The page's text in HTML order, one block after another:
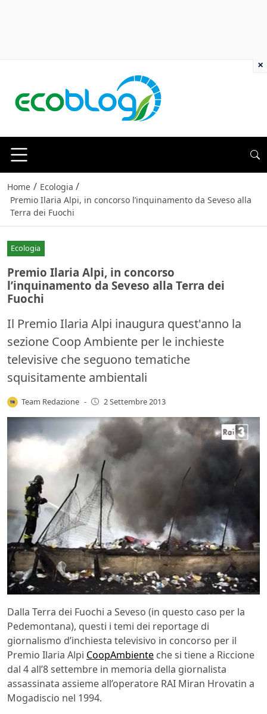
Home / Ecologia /
Premio Ilaria Alpi, in concorso l’inquinamento da Seveso alla
Terra dei Fuochi
Ecologia
Premio Ilaria Alpi, in concorso
l’inquinamento da Seveso alla Terra dei
Fuochi
Il Premio Ilaria Alpi inaugura quest'anno la
sezione Coop Ambiente per le inchieste
televisive che seguono tematiche
squisitamente ambientali
Team Redazione - 2 Settembre 2013
Dalla Terra dei Fuochi a Seveso (in questo caso per la
Pedemontana), questi i temi dei reportage di
giornalismo d’inchiesta televisivo in concorso per il
Premio Ilaria Alpi CoopAmbiente che si tiene a Riccione
dal 4 all’8 settembre in memoria della giornalista
assassinata assieme all’operatore RAI Miran Hrovatin a
Mogadiscio nel 1994.
×